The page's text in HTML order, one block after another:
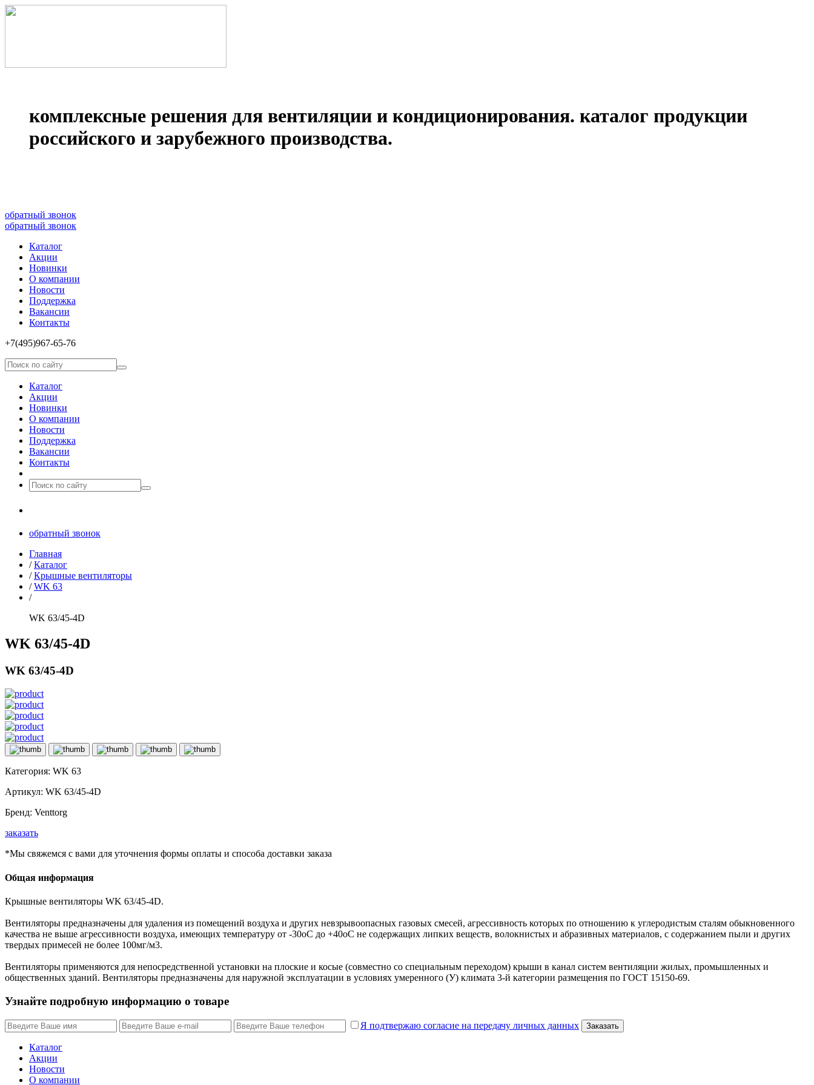
комплексные решения для вентиляции и кондиционирования. каталог продукции
российского и зарубежного производства.
обратный звонок
обратный звонок
Каталог
Акции
Новинки
О компании
Новости
Поддержка
Вакансии
Контакты
+7(495)967­-65­-76
Каталог
Акции
Новинки
О компании
Новости
Поддержка
Вакансии
Контакты
обратный звонок
Главная
/Каталог
/Крышные вентиляторы
/WK 63
/
WK 63/45-4D
WK 63/45-4D
WK 63/45-4D
Категория: WK 63
Артикул: WK 63/45-4D
Бренд: Venttorg
заказать
*Мы свяжемся с вами для уточнения формы оплаты и способа доставки заказа
Общая информация
Крышные вентиляторы WK 63/45-4D.
Вентиляторы предназначены для удаления из помещений воздуха и других невзрывоопасных газовых смесей, агрессивность которых по отношению к углеродистым сталям обыкновенного
качества не выше агрессивности воздуха, имеющих температуру от -30oС до +40oС не содержащих липких веществ, волокнистых и абразивных материалов, с содержанием пыли и других
твердых примесей не более 100мг/м3.
Вентиляторы применяются для непосредственной установки на плоские и косые (совместно со специальным переходом) крыши в канал систем вентиляции жилых, промышленных и
общественных зданий. Вентиляторы предназначены для наружной эксплуатации в условиях умеренного (У) климата 3-й категории размещения по ГОСТ 15150-69.
Узнайте подробную информацию о товаре
Я подтвержаю согласие на передачу личных данных Заказать
Каталог
Акции
Новости
О компании